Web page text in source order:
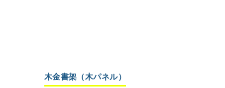
木金書架（木パネル）